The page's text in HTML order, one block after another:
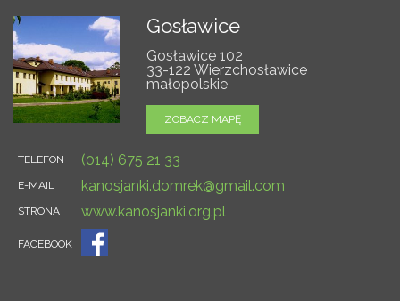
Gosławice
Gosławice 102
33-122 Wierzchosławice
małopolskie
ZOBACZ MAPĘ
TELEFON (014) 675 21 33
E-MAIL kanosjanki.domrek@gmail.com
STRONA www.kanosjanki.org.pl
FACEBOOK